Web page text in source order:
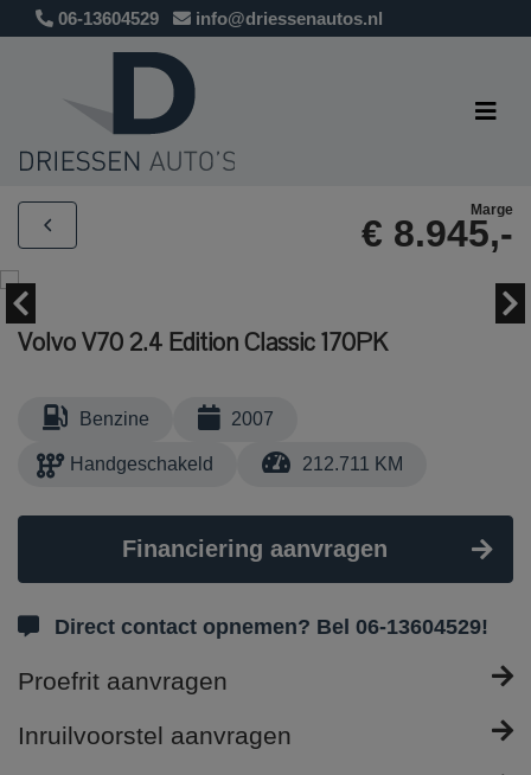
06-13604529 info@driessenautos.nl
Marge
€ 8.945,-
Volvo V70 2.4 Edition Classic 170PK
Benzine 2007
Handgeschakeld 212.711 KM
Financiering aanvragen
Direct contact opnemen? Bel 06-13604529!
Proefrit aanvragen
Inruilvoorstel aanvragen